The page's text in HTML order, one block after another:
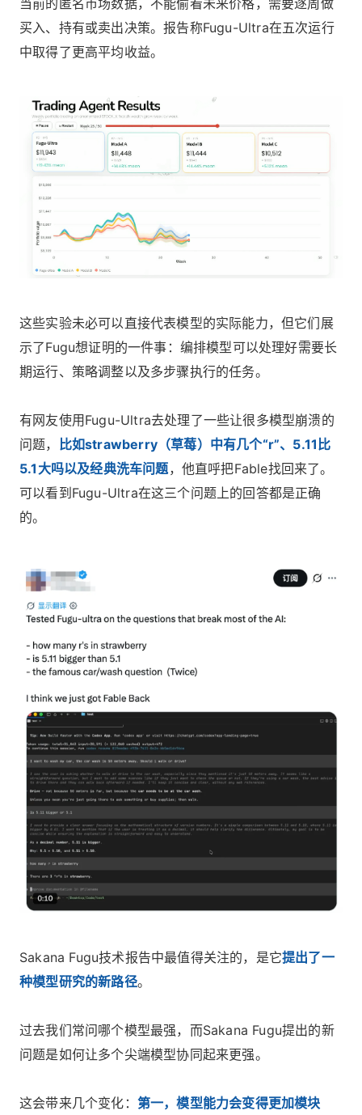
当前的匿名市场数据，不能偷看未来价格，需要逐周做
买入、持有或卖出决策。报告称Fugu-Ultra在五次运行
中取得了更高平均收益。
这些实验未必可以直接代表模型的实际能力，但它们展
示了Fugu想证明的一件事：编排模型可以处理好需要长
期运行、策略调整以及多步骤执行的任务。
有网友使用Fugu-Ultra去处理了一些让很多模型崩溃的
问题， 比如strawberry（草莓）中有几个“r”、5.11比
5.1大吗以及经典洗车问题，他直呼把Fable找回来了。
可以看到Fugu-Ultra在这三个问题上的回答都是正确
的。
Sakana Fugu技术报告中最值得关注的，是它提出了一
种模型研究的新路径。
过去我们常问哪个模型最强，而Sakana Fugu提出的新
问题是如何让多个尖端模型协同起来更强。
这会带来几个变化： 第一，模型能力会变得更加模块